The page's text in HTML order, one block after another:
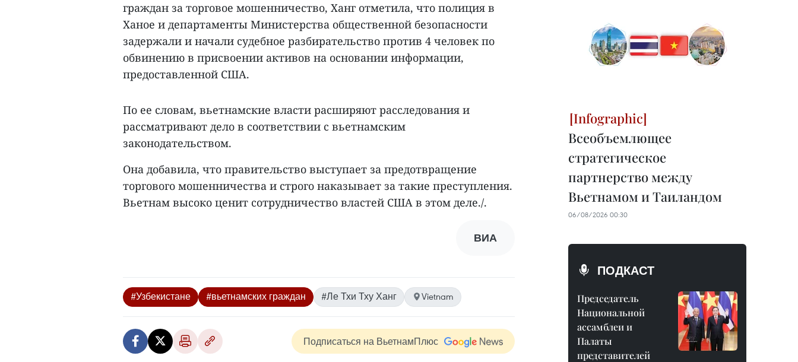
граждан за торговое мошенничество, Ханг отметила, что полиция в
Ханое и департаменты Министерства общественной безопасности
задержали и начали судебное разбирательство против 4 человек по
обвинению в присвоении активов на основании информации,
предоставленной США.
По ее словам, вьетнамские власти расширяют расследования и
рассматривают дело в соответствии с вьетнамским
законодательством.
Она добавила, что правительство выступает за предотвращение
торгового мошенничества и строго наказывает за такие преступления.
Вьетнам высоко ценит сотрудничество властей США в этом деле./.
ВИА
#Узбекистане #вьетнамских граждан #Ле Тхи Тху Ханг Vietnam
Подписаться на ВьетнамПлюс
Всеобъемлющее
стратегическое
партнерство между
Вьетнамом и Таиландом
06/08/2026 00:30
ПОДКАСТ
Председатель
Национальной
ассамблеи и
Палаты
представителей